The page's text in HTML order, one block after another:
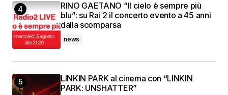
RINO GAETANO “Il cielo è sempre più
blu”: su Rai 2 il concerto evento a 45 anni
dalla scomparsa
news
LINKIN PARK al cinema con “LINKIN
PARK: UNSHATTER”